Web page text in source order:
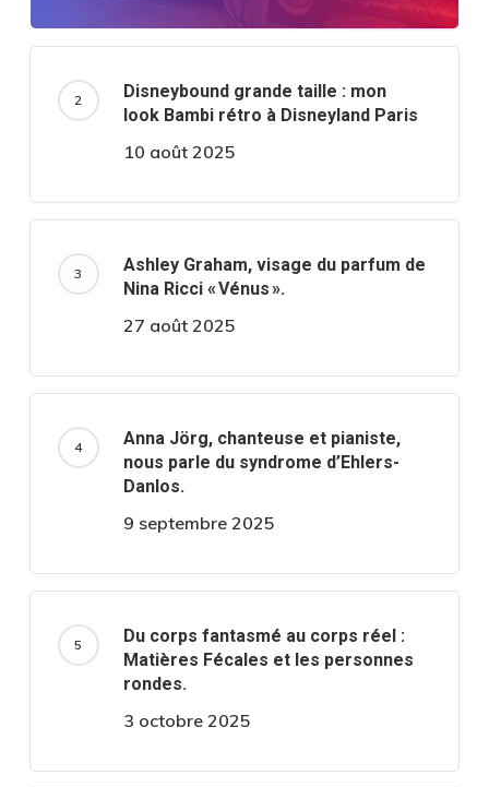
Disneybound grande taille : mon
look Bambi rétro à Disneyland Paris
10 août 2025
Ashley Graham, visage du parfum de
Nina Ricci « Vénus ».
27 août 2025
Anna Jörg, chanteuse et pianiste,
nous parle du syndrome d’Ehlers-
Danlos.
9 septembre 2025
Du corps fantasmé au corps réel :
Matières Fécales et les personnes
rondes.
3 octobre 2025